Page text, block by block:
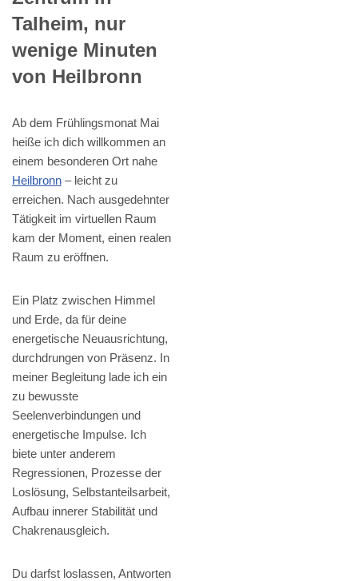
Talheim, nur
wenige Minuten
von Heilbronn
Ab dem Frühlingsmonat Mai
heiße ich dich willkommen an
einem besonderen Ort nahe
Heilbronn – leicht zu
erreichen. Nach ausgedehnter
Tätigkeit im virtuellen Raum
kam der Moment, einen realen
Raum zu eröffnen.
Ein Platz zwischen Himmel
und Erde, da für deine
energetische Neuausrichtung,
durchdrungen von Präsenz. In
meiner Begleitung lade ich ein
zu bewusste
Seelenverbindungen und
energetische Impulse. Ich
biete unter anderem
Regressionen, Prozesse der
Loslösung, Selbstanteilsarbeit,
Aufbau innerer Stabilität und
Chakrenausgleich.
Du darfst loslassen, Antworten